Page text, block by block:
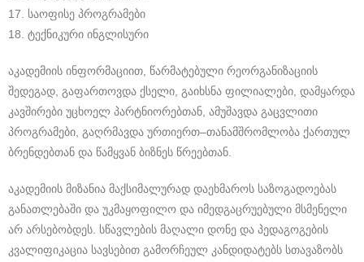
17. საოფისე პროგრამები
18. ტექნიკური ინგლისური
აკადემიის ინფორმაციით, წარმატებული რეორგანიზაციის
შედეგად, გაფართოვდა ქსელი, გაიხსნა ფილიალები, დამყარდა
კავშირები უცხოელ პარტნიორებთან, ამუშავდა გაცვლითი
პროგრამები, გაღრმავდა ურთიერთ–თანამშრომლობა ქართულ
ბრენდებთან და წამყვან ბიზნეს წრეებთან.
აკადემიის მიზანია მაქსიმალურად დაეხმაროს საზოგადოებას
განათლებაში და უკმაყოფილო და იმედგაცრუებული მსმენელი
არ არსებობდეს. სწავლების მაღალი დონე და პედაგოგების
კვალიფიკაცია სავსებით გამორჩეულ კანდიდატებს სთავაზობს